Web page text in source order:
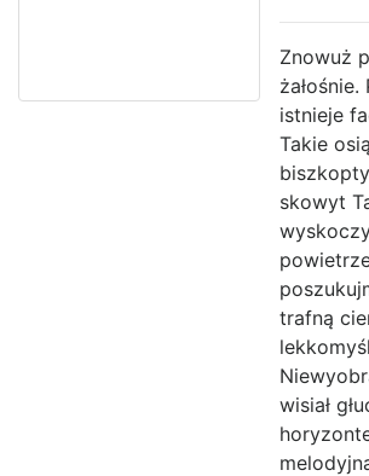
Znowuż
istnieje
Takie
biszkopty
skowyt
trafną
wisiał